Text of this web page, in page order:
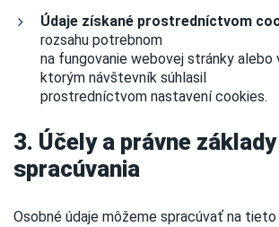
Údaje získané prostredníctvom
rozsahu potrebnom
na fungovanie webovej stránky alebo
ktorým návštevník súhlasil
prostredníctvom nastavení cookies.
3. Účely a právne základy
spracúvania
Osobné údaje môžeme spracúvať na tieto